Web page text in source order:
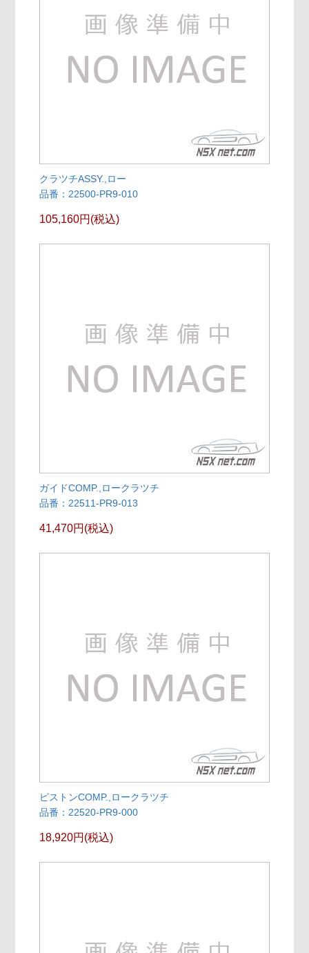
クラツチASSY.,ロー
品番：22500-PR9-010
105,160円(税込)
ガイドCOMP.,ロークラツチ
品番：22511-PR9-013
41,470円(税込)
ピストンCOMP.,ロークラツチ
品番：22520-PR9-000
18,920円(税込)